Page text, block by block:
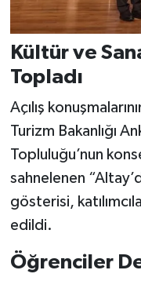
Kültür ve
Topladı
Açılış
Turizm Bakanlığı
Topluluğu’nun
sahnelenen
gösterisi,
edildi.
Öğrenciler